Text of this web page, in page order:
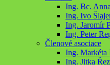
Ing. Bc.
Ing. Ivo
Ing. Jaromír
Ing. Peter
Členové asociace
Ing. Markéta
Ing. Jitka